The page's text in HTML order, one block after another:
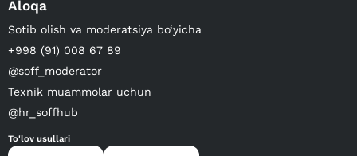
Aloqa
Sotib olish va moderatsiya bo‘yicha
+998 (91) 008 67 89
@soff_moderator
Texnik muammolar uchun
@hr_soffhub
To'lov usullari